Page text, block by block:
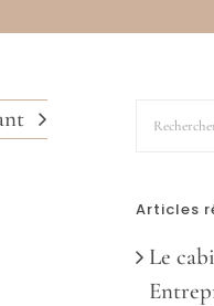
Articles
Le